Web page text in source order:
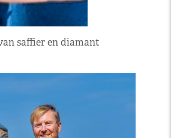
saffier en diamant